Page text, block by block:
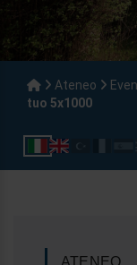
Ateneo
tuo 5x1000
ATENEO